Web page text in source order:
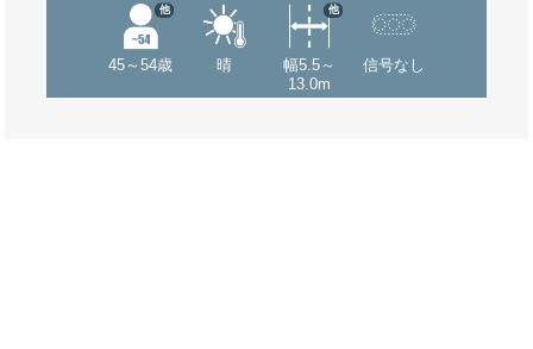
45～54歳
他
晴
幅5.5～
13.0m
他
信号なし